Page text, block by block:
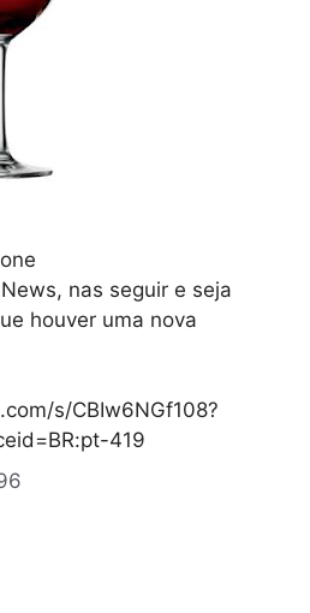
nas seguir e seja
houver uma nova
s/CBIw6NGf108?
419